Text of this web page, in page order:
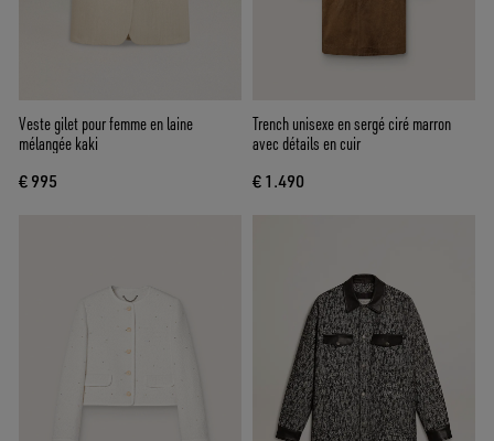
Veste gilet pour femme en laine
mélangée kaki
€ 995
Trench unisexe en sergé ciré marron
avec détails en cuir
€ 1.490